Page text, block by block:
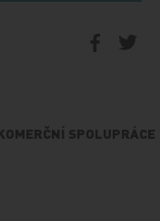
SPOLUPRÁCE